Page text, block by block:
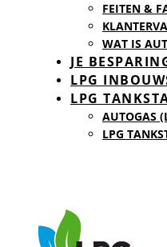
FEITEN &
WAT IS
JE
LPG
LPG
AUTOGAS
LPG